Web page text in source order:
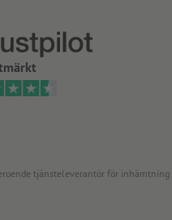
tjänsteleverantör för